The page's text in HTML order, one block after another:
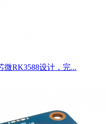
RK3588设计，完...